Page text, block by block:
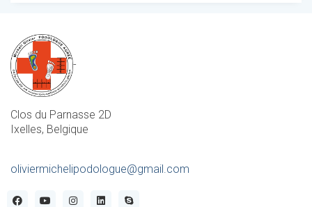
-
Clos du Parnasse 2D
Ixelles, Belgique
oliviermichelipodologue@gmail.com